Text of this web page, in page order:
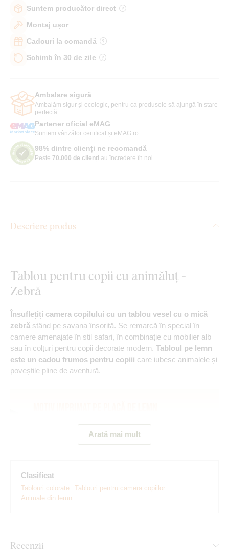
Suntem producător direct
Montaj ușor
Cadouri la comandă
Schimb în 30 de zile
Ambalare sigură
Ambalăm sigur și ecologic, pentru ca produsele să ajungă în stare
perfectă.
Partener oficial eMAG
Suntem vânzător certificat și eMAG.ro.
98% dintre clienți ne recomandă
Peste 70.000 de clienți au încredere în noi.
Descriere produs
Tablou pentru copii cu animăluț -
Zebră
Însuflețiți camera copilului cu un tablou vesel cu o mică
zebră stând pe savana însorită. Se remarcă în special în
camere amenajate în stil safari, în combinație cu mobilier alb
sau în colțuri pentru copii decorate modern. Tabloul pe lemn
este un cadou frumos pentru copiii care iubesc animalele și
poveștile pline de aventură.
După ce placa este imprimată, decupăm tabloul cu ajutorul
Arată mai mult
Clasificat
Tablouri colorate
Tablouri pentru camera copiilor
Animale din lemn
Recenzii